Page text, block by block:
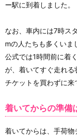
ー駅に到着しました。
なお、車内には7時ス
mの人たちも多くいま
公式では1時間前に着
が、着いてすぐ走れ
チケットを買わずに来
着いてからの準備
着いてからは、手荷